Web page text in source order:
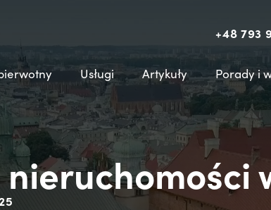
+48 793
Usługi Artykuły Porady i